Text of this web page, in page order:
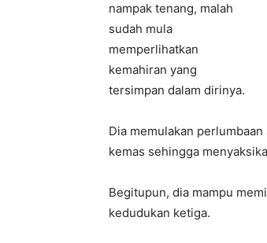
nampak tenang, malah
sudah mula
memperlihatkan
kemahiran yang
tersimpan dalam dirinya.
Dia memulakan
kemas sehingga
Begitupun, dia mampu
kedudukan ketiga.